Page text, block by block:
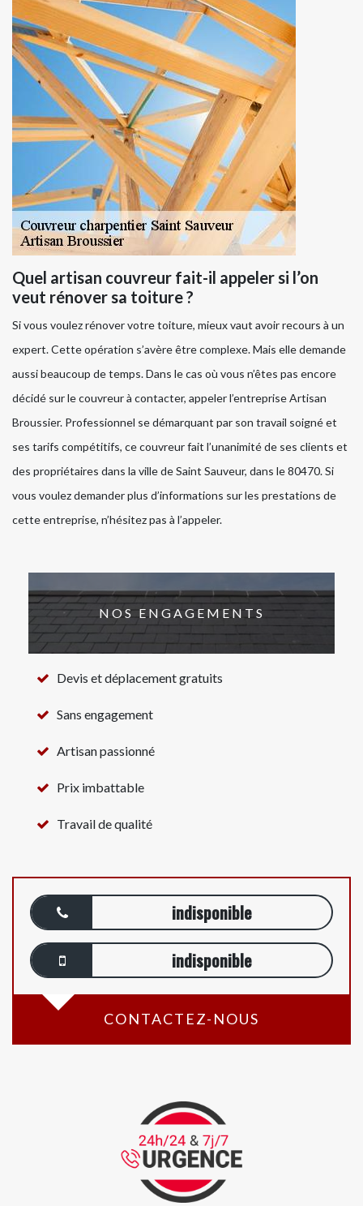
Quel artisan couvreur fait-il appeler si l’on
veut rénover sa toiture ?
Si vous voulez rénover votre toiture, mieux vaut avoir recours à un
expert. Cette opération s’avère être complexe. Mais elle demande
aussi beaucoup de temps. Dans le cas où vous n’êtes pas encore
décidé sur le couvreur à contacter, appeler l’entreprise Artisan
Broussier. Professionnel se démarquant par son travail soigné et
ses tarifs compétitifs, ce couvreur fait l’unanimité de ses clients et
des propriétaires dans la ville de Saint Sauveur, dans le 80470. Si
vous voulez demander plus d’informations sur les prestations de
cette entreprise, n’hésitez pas à l’appeler.
NOS ENGAGEMENTS
Devis et déplacement gratuits
Sans engagement
Artisan passionné
Prix imbattable
Travail de qualité
indisponible
indisponible
CONTACTEZ-NOUS